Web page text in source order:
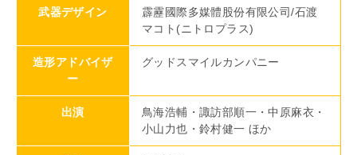
武器デザイン
霹靂國際多媒體股份有限公司/石渡
マコト(ニトロプラス)
造形アドバイザ
ー
グッドスマイルカンパニー
出演
鳥海浩輔・諏訪部順一・中原麻衣・
小山力也・鈴村健一 ほか